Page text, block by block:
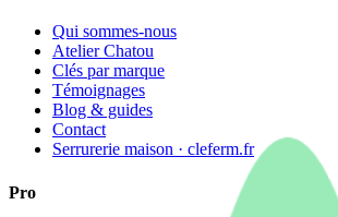
Qui sommes-nous
Atelier Chatou
Clés par marque
Témoignages
Blog & guides
Contact
Serrurerie maison · cleferm.fr
Pro